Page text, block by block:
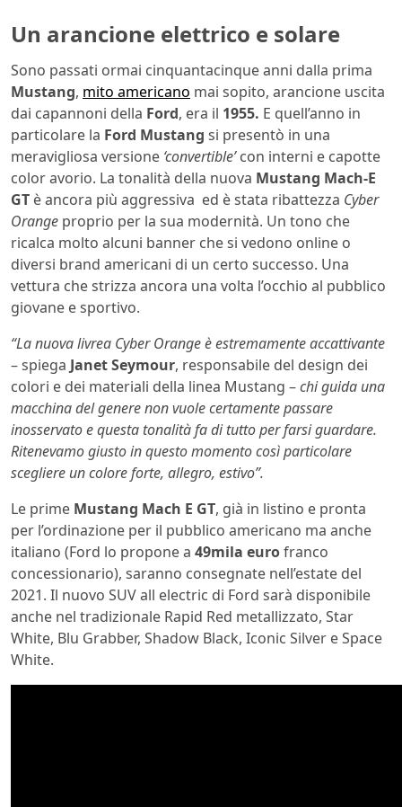
Un arancione elettrico e solare
Sono passati ormai cinquantacinque anni dalla prima
Mustang, mito americano mai sopito, arancione uscita
dai capannoni della Ford, era il 1955. E quell’anno in
particolare la Ford Mustang si presentò in una
meravigliosa versione ‘convertible’con interni e capotte
color avorio. La tonalità della nuova Mustang Mach-E
GT è ancora più aggressiva ed è stata ribattezza Cyber
Orange proprio per la sua modernità. Un tono che
ricalca molto alcuni banner che si vedono online o
diversi brand americani di un certo successo. Una
vettura che strizza ancora una volta l’occhio al pubblico
giovane e sportivo.
“La nuova livrea Cyber ​​Orange è estremamente accattivante
– spiega Janet Seymour, responsabile del design dei
colori e dei materiali della linea Mustang –chi guida una
macchina del genere non vuole certamente passare
inosservato e questa tonalità fa di tutto per farsi guardare.
Ritenevamo giusto in questo momento così particolare
scegliere un colore forte, allegro, estivo”.
Le prime Mustang Mach E GT, già in listino e pronta
per l’ordinazione per il pubblico americano ma anche
italiano (Ford lo propone a 49mila eurofranco
concessionario), saranno consegnate nell’estate del
2021. Il nuovo SUV all electric di Ford sarà disponibile
anche nel tradizionale Rapid Red metallizzato, Star
White, Blu Grabber, Shadow Black, Iconic Silver e Space
White.